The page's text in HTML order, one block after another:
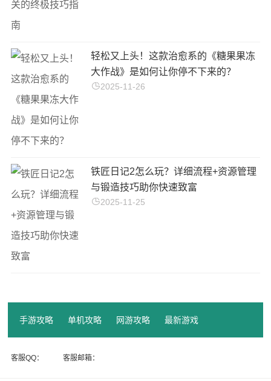
轻松又上头！这款治愈系的《糖果果冻
大作战》是如何让你停不下来的？
2025-11-26
铁匠日记2怎么玩？详细流程+资源管理
与锻造技巧助你快速致富
2025-11-25
手游攻略 单机攻略 网游攻略 最新游戏
客服QQ： 客服邮箱：